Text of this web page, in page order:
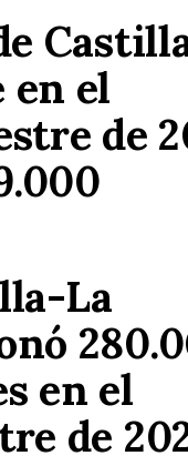
en el
de
La
en el
de